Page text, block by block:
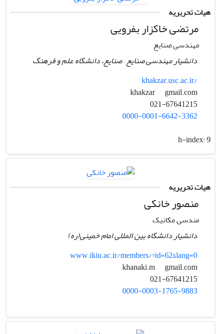
هیات تحریریه
مرتضی خاکزار بفرویی
مهندسی صنایع
دانشیار مهندسی صنایع – صنایع، دانشگاه علم و فرهنگ
khakzar.usc.ac.ir/
gmail.com
0000-0001-6642-3362
h-index:9
هیات تحریریه
منصور خانکی
مندسی مکانیک
دانشیار دانشگاه بین المللی امام خمینی(ره)
www.ikiu.ac.ir/members/?id=62&lang=0
gmail.com
0000-0003-1765-9883